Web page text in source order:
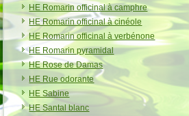
HE Romarin officinal à camphre
HE Romarin officinal à cinéole
HE Romarin officinal à verbénone
HE Romarin pyramidal
HE Rose de Damas
HE Rue odorante
HE Sabine
HE Santal blanc